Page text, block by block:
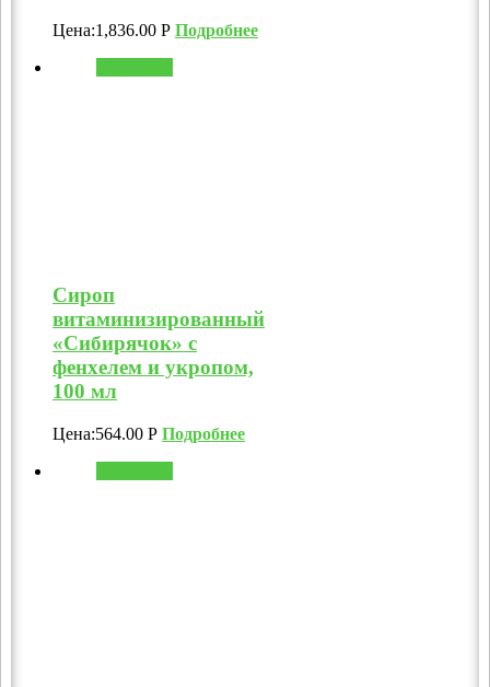
Цена:1,836.00 Р Подробнее
Сироп
витаминизированный
«Сибирячок» с
фенхелем и укропом,
100 мл
Цена:564.00 Р Подробнее